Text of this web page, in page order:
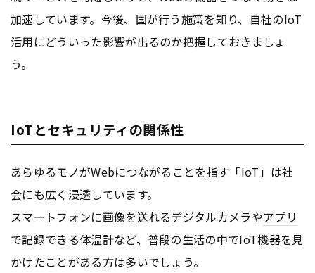
加速しています。今後、国が行う施策を知り、自社のIoT
活用にどういった影響が出るのか把握しておきましょ
う。
IoTとセキュリティの関係性
あらゆるモノがWebにつながることを指す「IoT」は社
会にも広く浸透しています。
スマートフォンに画像を送れるデジタルカメラやアプリ
で記録できる体温計など、普段の生活の中でIoT機器を見
かけたことがある方は多いでしょう。